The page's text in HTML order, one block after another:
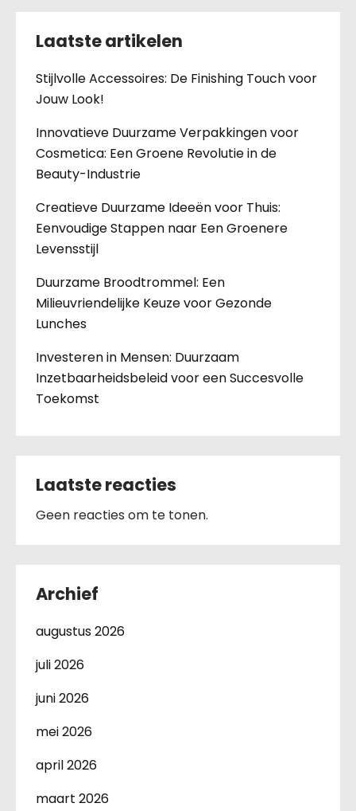
Laatste artikelen
Stijlvolle Accessoires: De Finishing Touch voor
Jouw Look!
Innovatieve Duurzame Verpakkingen voor
Cosmetica: Een Groene Revolutie in de
Beauty-Industrie
Creatieve Duurzame Ideeën voor Thuis:
Eenvoudige Stappen naar Een Groenere
Levensstijl
Duurzame Broodtrommel: Een
Milieuvriendelijke Keuze voor Gezonde
Lunches
Investeren in Mensen: Duurzaam
Inzetbaarheidsbeleid voor een Succesvolle
Toekomst
Laatste reacties
Geen reacties om te tonen.
Archief
augustus 2026
juli 2026
juni 2026
mei 2026
april 2026
maart 2026